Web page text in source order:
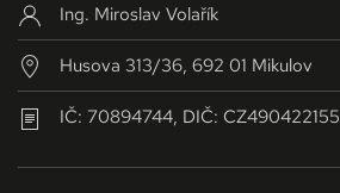
Ing. Miroslav Volařík
Husova 313/36, 692 01 Mikulov
IČ: 70894744, DIČ: CZ490422155